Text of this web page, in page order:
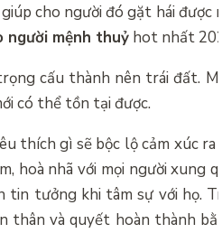
cho người đó gặt hái
người mệnh thuỷ hot nhất
cấu thành nên trái đất.
có thể tồn tại được.
thích gì sẽ bộc lộ cảm xúc ra
hoà nhã với mọi người xung
tưởng khi tâm sự với họ.
và quyết hoàn thành